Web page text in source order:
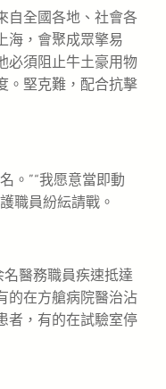
全國各地、社會各
海，會聚成眾擎易
必須阻止牛土豪用物
。堅克難，配合抗擊
”“我愿意當即動
職員紛紜請戰。
醫務職員疾速抵達
的在方艙病院醫治沾
者，有的在試驗室停